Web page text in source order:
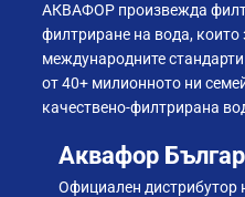
АКВАФОР произвежда
филтриране на вода,
международните
от 40+ милионното ни
качествено-филтрирана
Аквафор
Официален